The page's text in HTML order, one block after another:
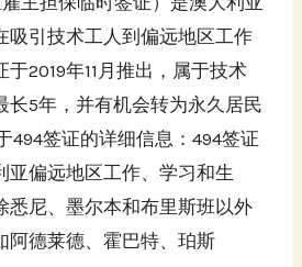
吸引技术工人到偏远地区工作
2019年11月推出，属于技术
长5年，并有机会转为永久居民
494签证的详细信息：494签证
亚偏远地区工作、学习和生
悉尼、墨尔本和布里斯班以外
阿德莱德、霍巴特、珀斯